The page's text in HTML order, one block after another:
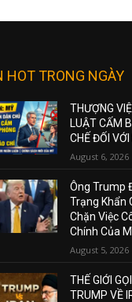
HOT TRONG NGÀY
THƯỢNG
LUẬT CẤM
CHẾ ĐỐI VỚI
August 6, 2026
Ông Trump
Trạng Khẩn
Chặn Việc
Chính Của
August 5, 2026
THẾ GIỚI
TRUMP VỀ